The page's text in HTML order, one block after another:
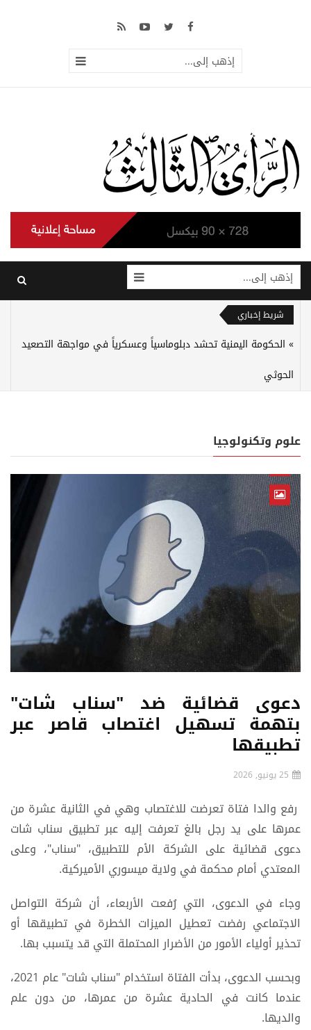
إذهب إلى...
إذهب إلى...
شريط إخباري
الحكومة اليمنية تحشد دبلوماسياً وعسكرياً في مواجهة التصعيد
الحوثي
علوم وتكنولوجيا
دعوى قضائية ضد "سناب شات"
بتهمة تسهيل اغتصاب قاصر عبر
تطبيقها
25 يونيو, 2026
رفع والدا فتاة تعرضت للاغتصاب وهي في الثانية عشرة من
عمرها على يد رجل بالغ تعرفت إليه عبر تطبيق سناب شات
دعوى قضائية على الشركة الأم للتطبيق، "سناب"، وعلى
المعتدي أمام محكمة في ولاية ميسوري الأميركية.
وجاء في الدعوى، التي رُفعت الأربعاء، أن شركة التواصل
الاجتماعي رفضت تعطيل الميزات الخطرة في تطبيقها أو
تحذير أولياء الأمور من الأضرار المحتملة التي قد يتسبب بها.
وبحسب الدعوى، بدأت الفتاة استخدام "سناب شات" عام 2021،
عندما كانت في الحادية عشرة من عمرها، من دون علم
والديها.